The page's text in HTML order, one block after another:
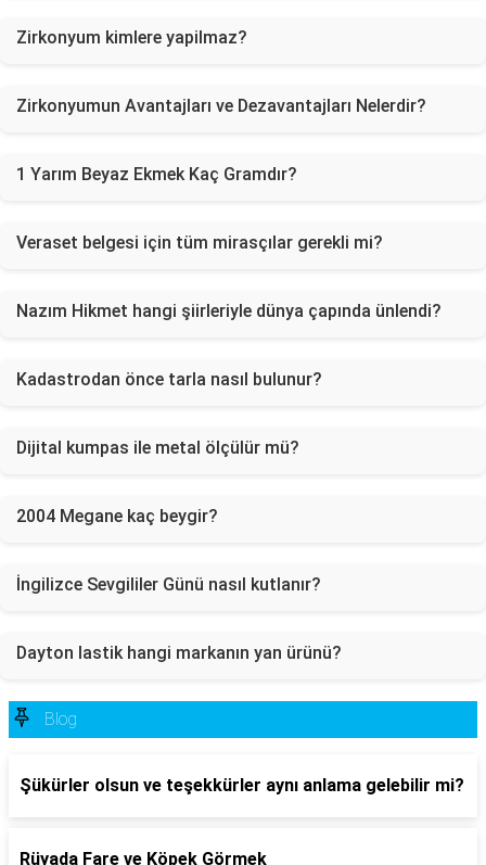
Zirkonyum kimlere yapilmaz?
Zirkonyumun Avantajları ve Dezavantajları Nelerdir?
1 Yarım Beyaz Ekmek Kaç Gramdır?
Veraset belgesi için tüm mirasçılar gerekli mi?
Nazım Hikmet hangi şiirleriyle dünya çapında ünlendi?
Kadastrodan önce tarla nasıl bulunur?
Dijital kumpas ile metal ölçülür mü?
2004 Megane kaç beygir?
İngilizce Sevgililer Günü nasıl kutlanır?
Dayton lastik hangi markanın yan ürünü?
Blog
Şükürler olsun ve teşekkürler aynı anlama gelebilir mi?
Rüyada Fare ve Köpek Görmek